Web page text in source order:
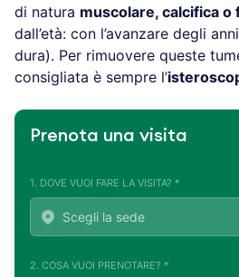
di natura muscolare, calcifica o
dall’età: con l’avanzare degli
dura). Per rimuovere queste
consigliata è sempre l’
Prenota una visita
1. DOVE VUOI FARE LA VISITA? *
2. COSA VUOI PRENOTARE? *